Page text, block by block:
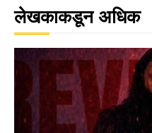
लेखकाकडून अधिक